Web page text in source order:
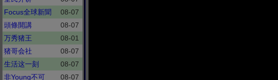
Focus全球新聞
08-07
頭條開講
08-07
万秀猪王
08-01
猪哥会社
08-07
生活这一刻
08-07
非Young不可
08-07